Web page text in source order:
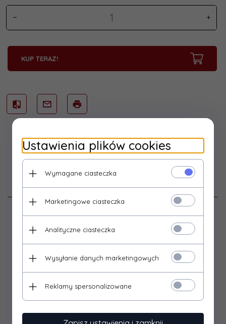
KUP TERAZ!
Opis produktu
Zestaw do kolekcjonerskiej, figurkowej gry bitewnej
Warhammer Age of Sigmar
Materiał: tworzywo.
Zestaw do złożenia, sklejenia i pomalowania. Nie zawiera
kleju ani farb.
Ustawienia plików cookies
Wymagane ciasteczka
Marketingowe ciasteczka
Analityczne ciasteczka
Wysyłanie danych marketingowych
Reklamy spersonalizowane